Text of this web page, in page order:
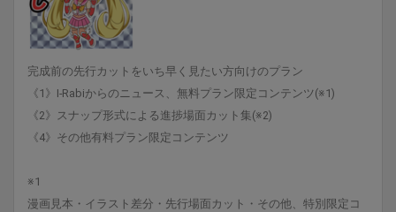
完成前の先行カットをいち早く見たい方向けのプラン
《1》I-Rabiからのニュース、無料プラン限定コンテンツ(※1)
《2》スナップ形式による進捗場面カット集(※2)
《4》その他有料プラン限定コンテンツ
※1
漫画見本・イラスト差分・先行場面カット・その他、特別限定コ